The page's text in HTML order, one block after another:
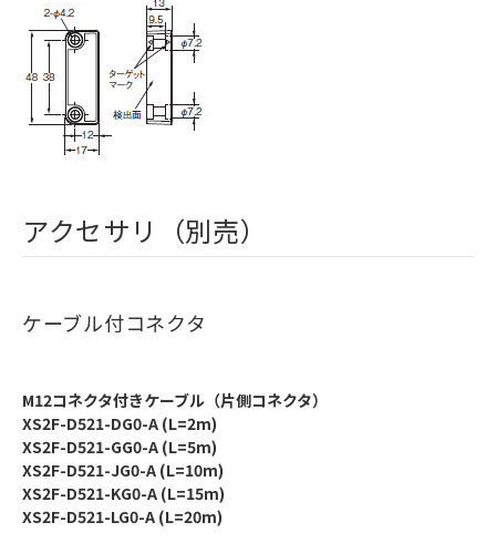
アクセサリ（別売）
ケーブル付コネクタ
M12コネクタ付きケーブル（片側コネクタ）
XS2F-D521-DG0-A (L=2m)
XS2F-D521-GG0-A (L=5m)
XS2F-D521-JG0-A (L=10m)
XS2F-D521-KG0-A (L=15m)
XS2F-D521-LG0-A (L=20m)